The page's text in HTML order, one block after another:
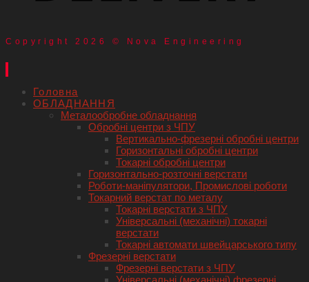
Copyright 2026 © Nova Engineering
Головна
ОБЛАДНАННЯ
Металообробне обладнання
Обробні центри з ЧПУ
Вертикально-фрезерні обробні центри
Горизонтальні обробні центри
Токарні обробні центри
Горизонтально-розточні верстати
Роботи-маніпулятори, Промислові роботи
Токарний верстат по металу
Токарні верстати з ЧПУ
Універсальні (механічні) токарні
верстати
Токарні автомати швейцарського типу
Фрезерні верстати
Фрезерні верстати з ЧПУ
Універсальні (механічні) фрезерні